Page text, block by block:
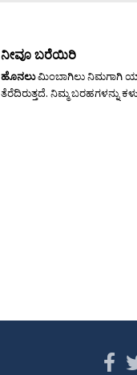
ನೀವೂ ಬರೆಯಿರಿ
ಹೊನಲುಮಿಂಬಾಗಿಲು ನಿಮಗಾಗಿ
ತೆರೆದಿರುತ್ತದೆ. ನಿಮ್ಮ ಬರಹಗಳನ್ನು